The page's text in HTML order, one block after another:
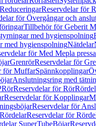
ReduceringarReservdelar för
för Övergångar och
Tillbehör för Geberit
med hygienspolning
med hygienspolningNätdelar
för Med Mepla
GrenrörReservdelar för
för MuffarSpännkopplingar
Anslutningsring med
RörReservdelar för Rör
Reservdelar för Kopplingar
Reservdelar för
RördelarReservdelar för
SuperTubeBöjar